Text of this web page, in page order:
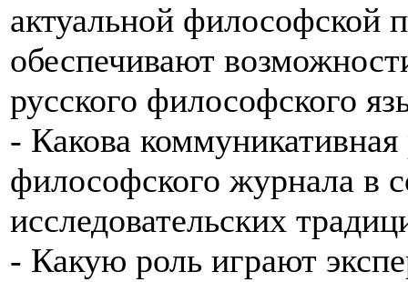
актуальной философской
обеспечивают
русского философского
- Какова коммуникативная
философского журнала в
исследовательских
- Какую роль играют